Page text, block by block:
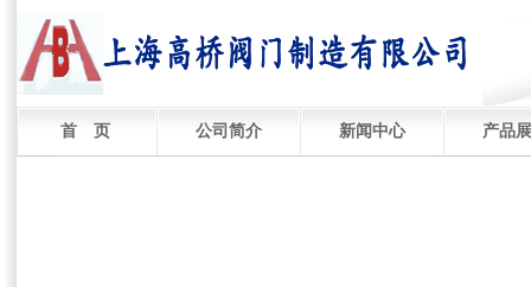
首 页 公司简介 新闻中心 产品